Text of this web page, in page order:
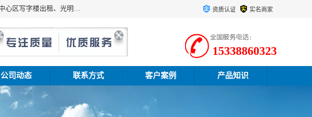
深圳鑫企通投资发展有限公司主营业务：宝安写字楼出租、车公庙写字楼出租、福田写字楼出租、福田中心区写字楼出租、光明写字楼出租、后海写字楼出租、科技园写字楼出租、南山写字楼出租等。公司专注为写字楼提供整体解决方案的化服务，依托于长期的写字楼线下运营经验和积累，以及丰富的互联网从业经验，拥有完善的服务架构体系、丰富的行业经验、与充分的销售资源。 资质认证 实名商家
15338860323
公司动态 联系方式 客户案例 产品知识